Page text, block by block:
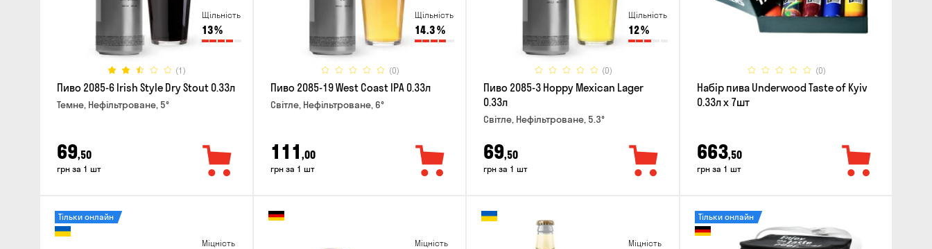
Щільність
13%
(1)
Пиво 2085-6 Irish Style Dry Stout 0.33л
Темне, Нефільтроване, 5°
69,50
грн за 1 шт
Щільність
14.3%
(0)
Пиво 2085-19 West Coast IPA 0.33л
Світле, Нефільтроване, 6°
111 ,00
грн за 1 шт
Щільність
12%
(0)
Пиво 2085-3 Hoppy Mexican Lager
0.33л
Світле, Нефільтроване, 5.3°
69,50
грн за 1 шт
(0)
Набір пива Underwood Taste of Kyiv
0.33л x 7шт
663,50
грн за 1 шт
Міцність
Тільки онлайн
Міцність Міцність
Тільки онлайн